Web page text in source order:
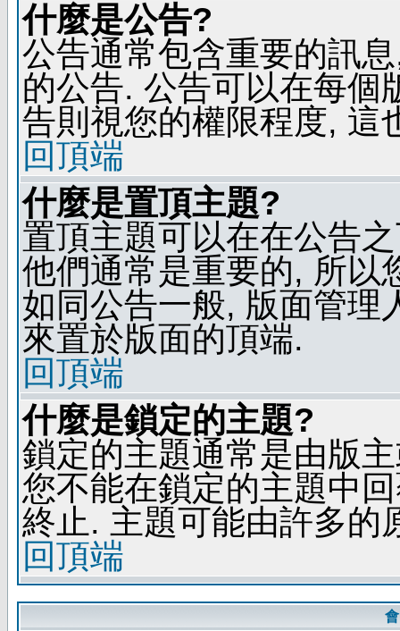
什麼是公告?
公告通常包含重要的訊
的公告. 公告可以在每個
告則視您的權限程度, 這
回頂端
什麼是置頂主題?
置頂主題可以在在公告
他們通常是重要的, 所以
如同公告一般, 版面管理
來置於版面的頂端.
回頂端
什麼是鎖定的主題?
鎖定的主題通常是由版
您不能在鎖定的主題中
終止. 主題可能由許多的
回頂端